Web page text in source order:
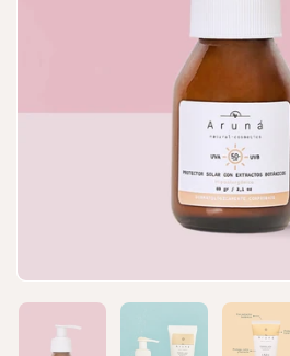
Mostrar diapositiva 1
Mostrar